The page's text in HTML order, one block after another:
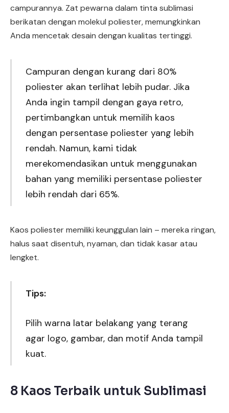
campurannya. Zat pewarna dalam tinta sublimasi
berikatan dengan molekul poliester, memungkinkan
Anda mencetak desain dengan kualitas tertinggi.
Campuran dengan kurang dari 80%
poliester akan terlihat lebih pudar. Jika
Anda ingin tampil dengan gaya retro,
pertimbangkan untuk memilih kaos
dengan persentase poliester yang lebih
rendah. Namun, kami tidak
merekomendasikan untuk menggunakan
bahan yang memiliki persentase poliester
lebih rendah dari 65%.
Kaos poliester memiliki keunggulan lain – mereka ringan,
halus saat disentuh, nyaman, dan tidak kasar atau
lengket.
Tips:
Pilih warna latar belakang yang terang
agar logo, gambar, dan motif Anda tampil
kuat.
8 Kaos Terbaik untuk Sublimasi